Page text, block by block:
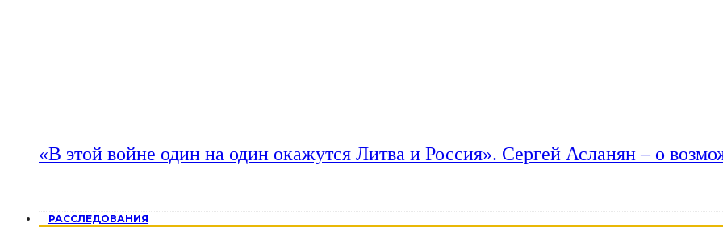
«В этой войне один на один окажутся Литва и Россия». Сергей Асланян – о
РАССЛЕДОВАНИЯ